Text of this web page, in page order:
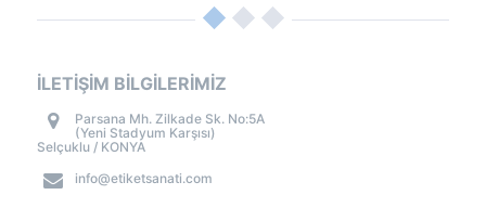
İLETİŞİM BİLGİLERİMİZ
Parsana Mh. Zilkade Sk. No:5A
(Yeni Stadyum Karşısı)
Selçuklu / KONYA
info@etiketsanati.com